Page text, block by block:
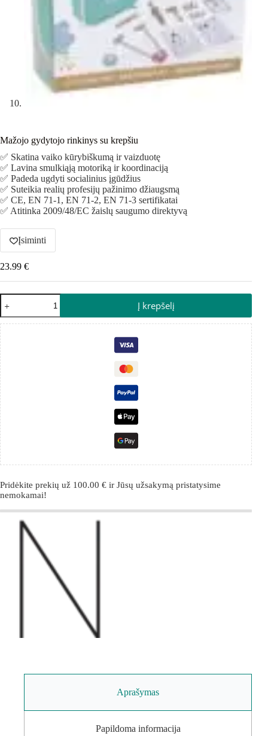
Mažojo gydytojo rinkinys su krepšiu
✅ Skatina vaiko kūrybiškumą ir vaizduotę
✅ Lavina smulkiąją motoriką ir koordinaciją
✅ Padeda ugdyti socialinius įgūdžius
✅ Suteikia realių profesijų pažinimo džiaugsmą
✅ CE, EN 71-1, EN 71-2, EN 71-3 sertifikatai
✅ Atitinka 2009/48/EC žaislų saugumo direktyvą
Įsiminti
23.99 €
Į krepšelį
Pridėkite prekių už 100.00 € ir Jūsų užsakymą pristatysime
nemokamai!
Aprašymas
Papildoma informacija